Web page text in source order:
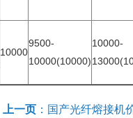
10000
9500-
10000(10000)
10000-
上一页： 国产光纤熔接机